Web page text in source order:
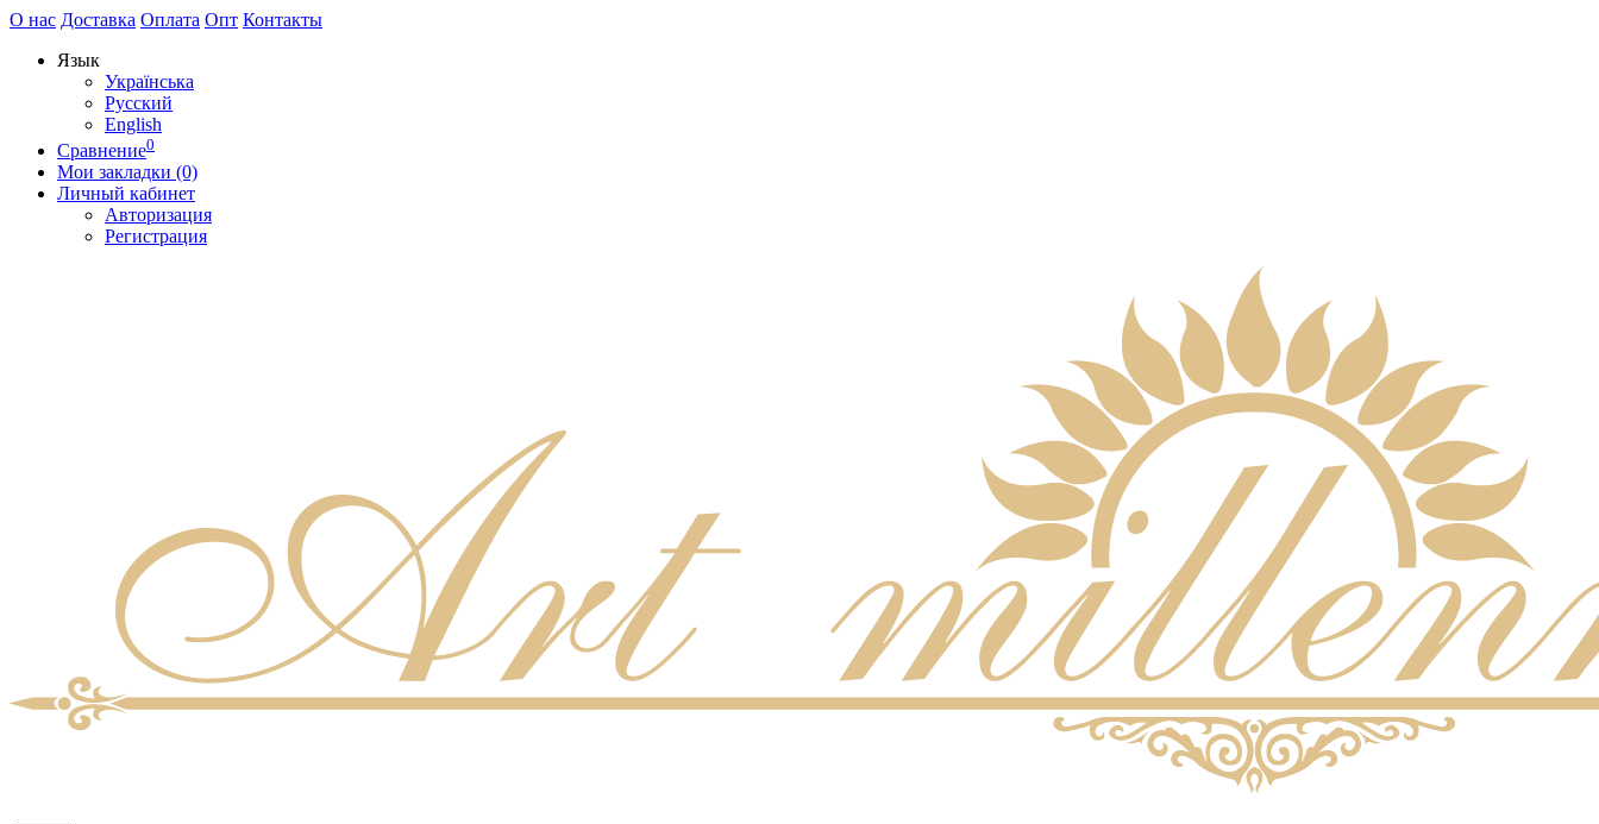
О нас Доставка Оплата Опт Контакты
Язык
Українська
Русский
English
Сравнение0
Мои закладки (0)
Личный кабинет
Авторизация
Регистрация